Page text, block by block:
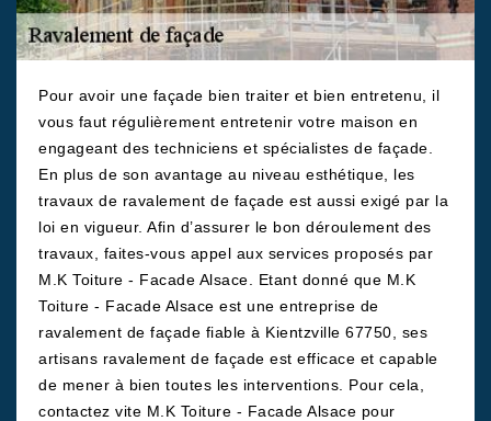
Pour avoir une façade bien traiter et bien entretenu, il
vous faut régulièrement entretenir votre maison en
engageant des techniciens et spécialistes de façade.
En plus de son avantage au niveau esthétique, les
travaux de ravalement de façade est aussi exigé par la
loi en vigueur. Afin d’assurer le bon déroulement des
travaux, faites-vous appel aux services proposés par
M.K Toiture - Facade Alsace. Etant donné que M.K
Toiture - Facade Alsace est une entreprise de
ravalement de façade fiable à Kientzville 67750, ses
artisans ravalement de façade est efficace et capable
de mener à bien toutes les interventions. Pour cela,
contactez vite M.K Toiture - Facade Alsace pour